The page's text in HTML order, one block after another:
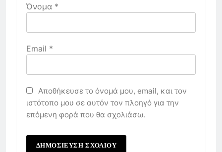
Όνομα *
Email *
Αποθήκευσε το όνομά μου, email, και τον
ιστότοπο μου σε αυτόν τον πλοηγό για την
επόμενη φορά που θα σχολιάσω.